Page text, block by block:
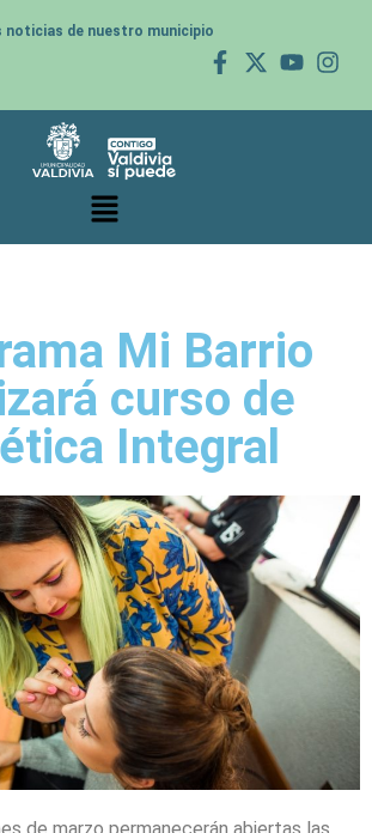
noticias de nuestro municipio
Mi Barrio
curso de
Integral